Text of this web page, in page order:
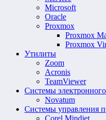
Microsoft
Oracle
Proxmox
Proxmox
Proxmox
Утилиты
Zoom
Acronis
TeamViewer
Системы
Novatum
Системы управления
Corel Mindjet